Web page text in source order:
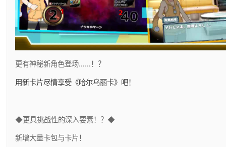
更有神秘新角色登场……！？
用新卡片尽情享受《哈尔乌丽卡》吧！
◆更具挑战性的深入要素！？◆
新增大量卡包与卡片！